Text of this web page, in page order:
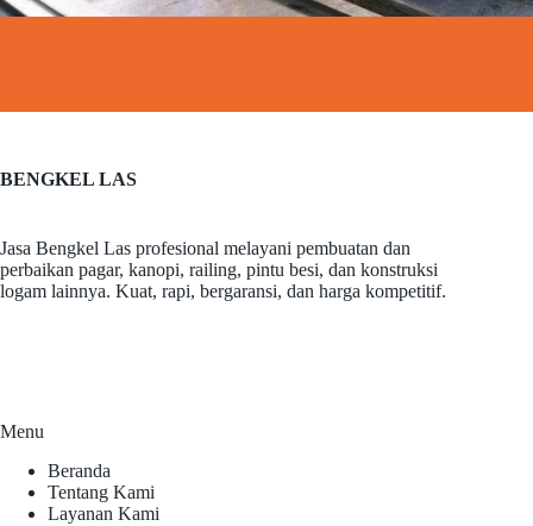
BENGKEL LAS
Jasa Bengkel Las profesional melayani pembuatan dan
perbaikan pagar, kanopi, railing, pintu besi, dan konstruksi
logam lainnya. Kuat, rapi, bergaransi, dan harga kompetitif.
Menu
Beranda
Tentang Kami
Layanan Kami